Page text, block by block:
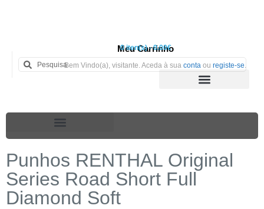
Meu Carrinho
0 iten(s) - 0.00€
Bem Vindo(a), visitante. Aceda à sua conta ou registe-se.
Punhos RENTHAL Original
Series Road Short Full
Diamond Soft